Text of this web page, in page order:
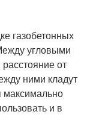
газобетонных
угловыми
от
ними кладут
максимально
и в